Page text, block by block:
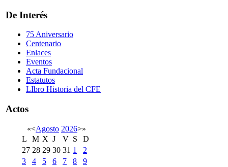
De Interés
75 Aniversario
Centenario
Enlaces
Eventos
Acta Fundacional
Estatutos
LIbro Historia del CFE
Actos
«<Agosto 2026>»
L
M X J V S
D
27 28 29 30 31 1
2
3
4 5 6 7 8
9